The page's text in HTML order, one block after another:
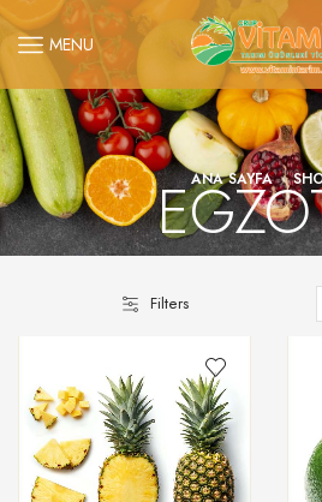
MENU
ANA SAYFA
Filters